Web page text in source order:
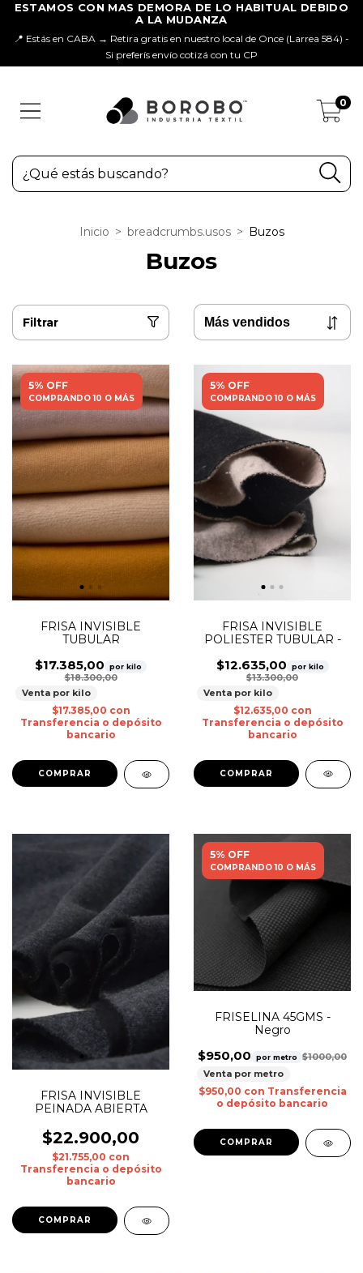
📍 Estás en CABA → Retira gratis en nuestro local de Once (Larrea 584) -
Si preferís envío cotizá con tu CP
0
Inicio > breadcrumbs.usos > Buzos
Buzos
Filtrar
5% OFF
COMPRANDO 10 O MÁS
FRISA INVISIBLE
TUBULAR
$17.385,00 por kilo
$18.300,00
Venta por kilo
$17.385,00 con
Transferencia o depósito
bancario
COMPRAR
5% OFF
COMPRANDO 10 O MÁS
FRISA INVISIBLE
POLIESTER TUBULAR -
$12.635,00 por kilo
$13.300,00
Venta por kilo
$12.635,00 con
Transferencia o depósito
bancario
COMPRAR
FRISA INVISIBLE
PEINADA ABIERTA
$22.900,00
$21.755,00 con
Transferencia o depósito
bancario
COMPRAR
5% OFF
COMPRANDO 10 O MÁS
FRISELINA 45GMS -
Negro
$950,00 por metro
$1000,00
Venta por metro
$950,00 con Transferencia
o depósito bancario